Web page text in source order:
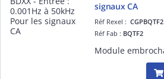
signaux CA
Réf Rexel :CGPBQTF2
Réf Fab : BQTF2